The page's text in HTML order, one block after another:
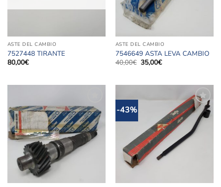
ASTE DEL CAMBIO
7527448 TIRANTE
80,00€
ASTE DEL CAMBIO
7546649 ASTA LEVA CAMBIO
40,00€ Il
prezzo
40,00€.
35,00€Il
35,00€.
Aggiungi
alla lista
dei
desideri
-43%
Aggiungi
alla lista
dei
desideri